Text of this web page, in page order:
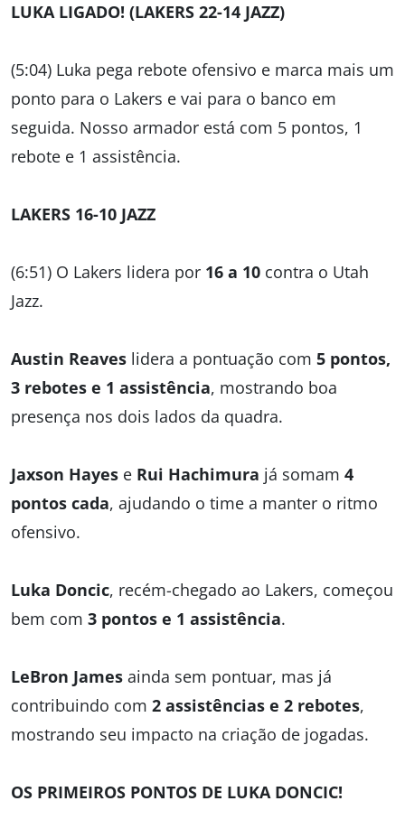
LUKA LIGADO! (LAKERS 22-14 JAZZ)
(5:04) Luka pega rebote ofensivo e marca mais um
ponto para o Lakers e vai para o banco em
seguida. Nosso armador está com 5 pontos, 1
rebote e 1 assistência.
LAKERS 16-10 JAZZ
(6:51) O Lakers lidera por 16 a 10 contra o Utah
Jazz.
Austin Reaves lidera a pontuação com 5 pontos,
3 rebotes e 1 assistência, mostrando boa
presença nos dois lados da quadra.
Jaxson Hayes e Rui Hachimura já somam 4
pontos cada, ajudando o time a manter o ritmo
ofensivo.
Luka Doncic, recém-chegado ao Lakers, começou
bem com 3 pontos e 1 assistência.
LeBron James ainda sem pontuar, mas já
contribuindo com 2 assistências e 2 rebotes,
mostrando seu impacto na criação de jogadas.
OS PRIMEIROS PONTOS DE LUKA DONCIC!